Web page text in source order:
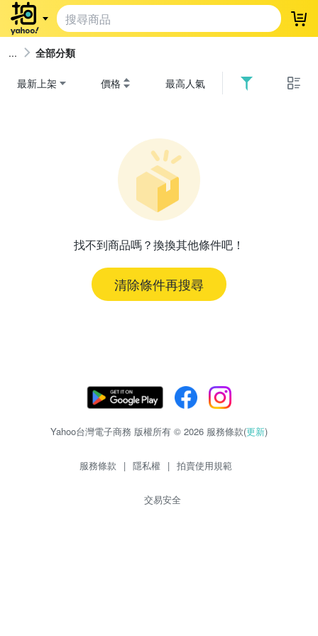
登
全部分類
最新上架 價格 最高人氣
找不到商品嗎？換換其他條件吧！
清除條件再搜尋
Yahoo台灣電子商務 版權所有 © 2026 服務條款(更新)
服務條款 | 隱私權 | 拍賣使用規範
交易安全